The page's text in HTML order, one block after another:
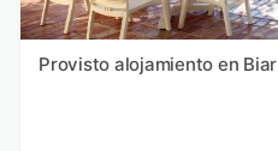
Provisto alojamiento en Biar